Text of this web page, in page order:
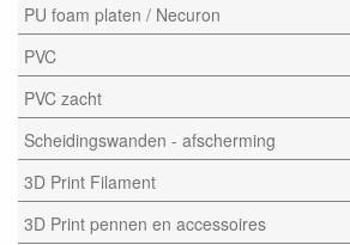
PU foam platen / Necuron
PVC
PVC zacht
Scheidingswanden - afscherming
3D Print Filament
3D Print pennen en accessoires